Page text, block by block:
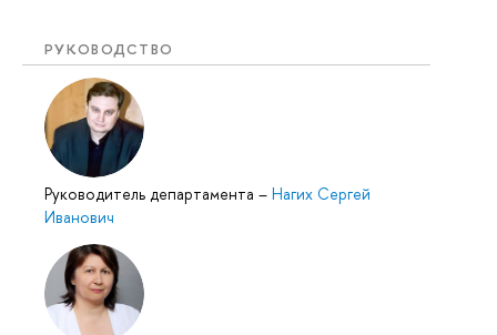
РУКОВОДСТВО
Руководитель департамента – Нагих Сергей
Иванович